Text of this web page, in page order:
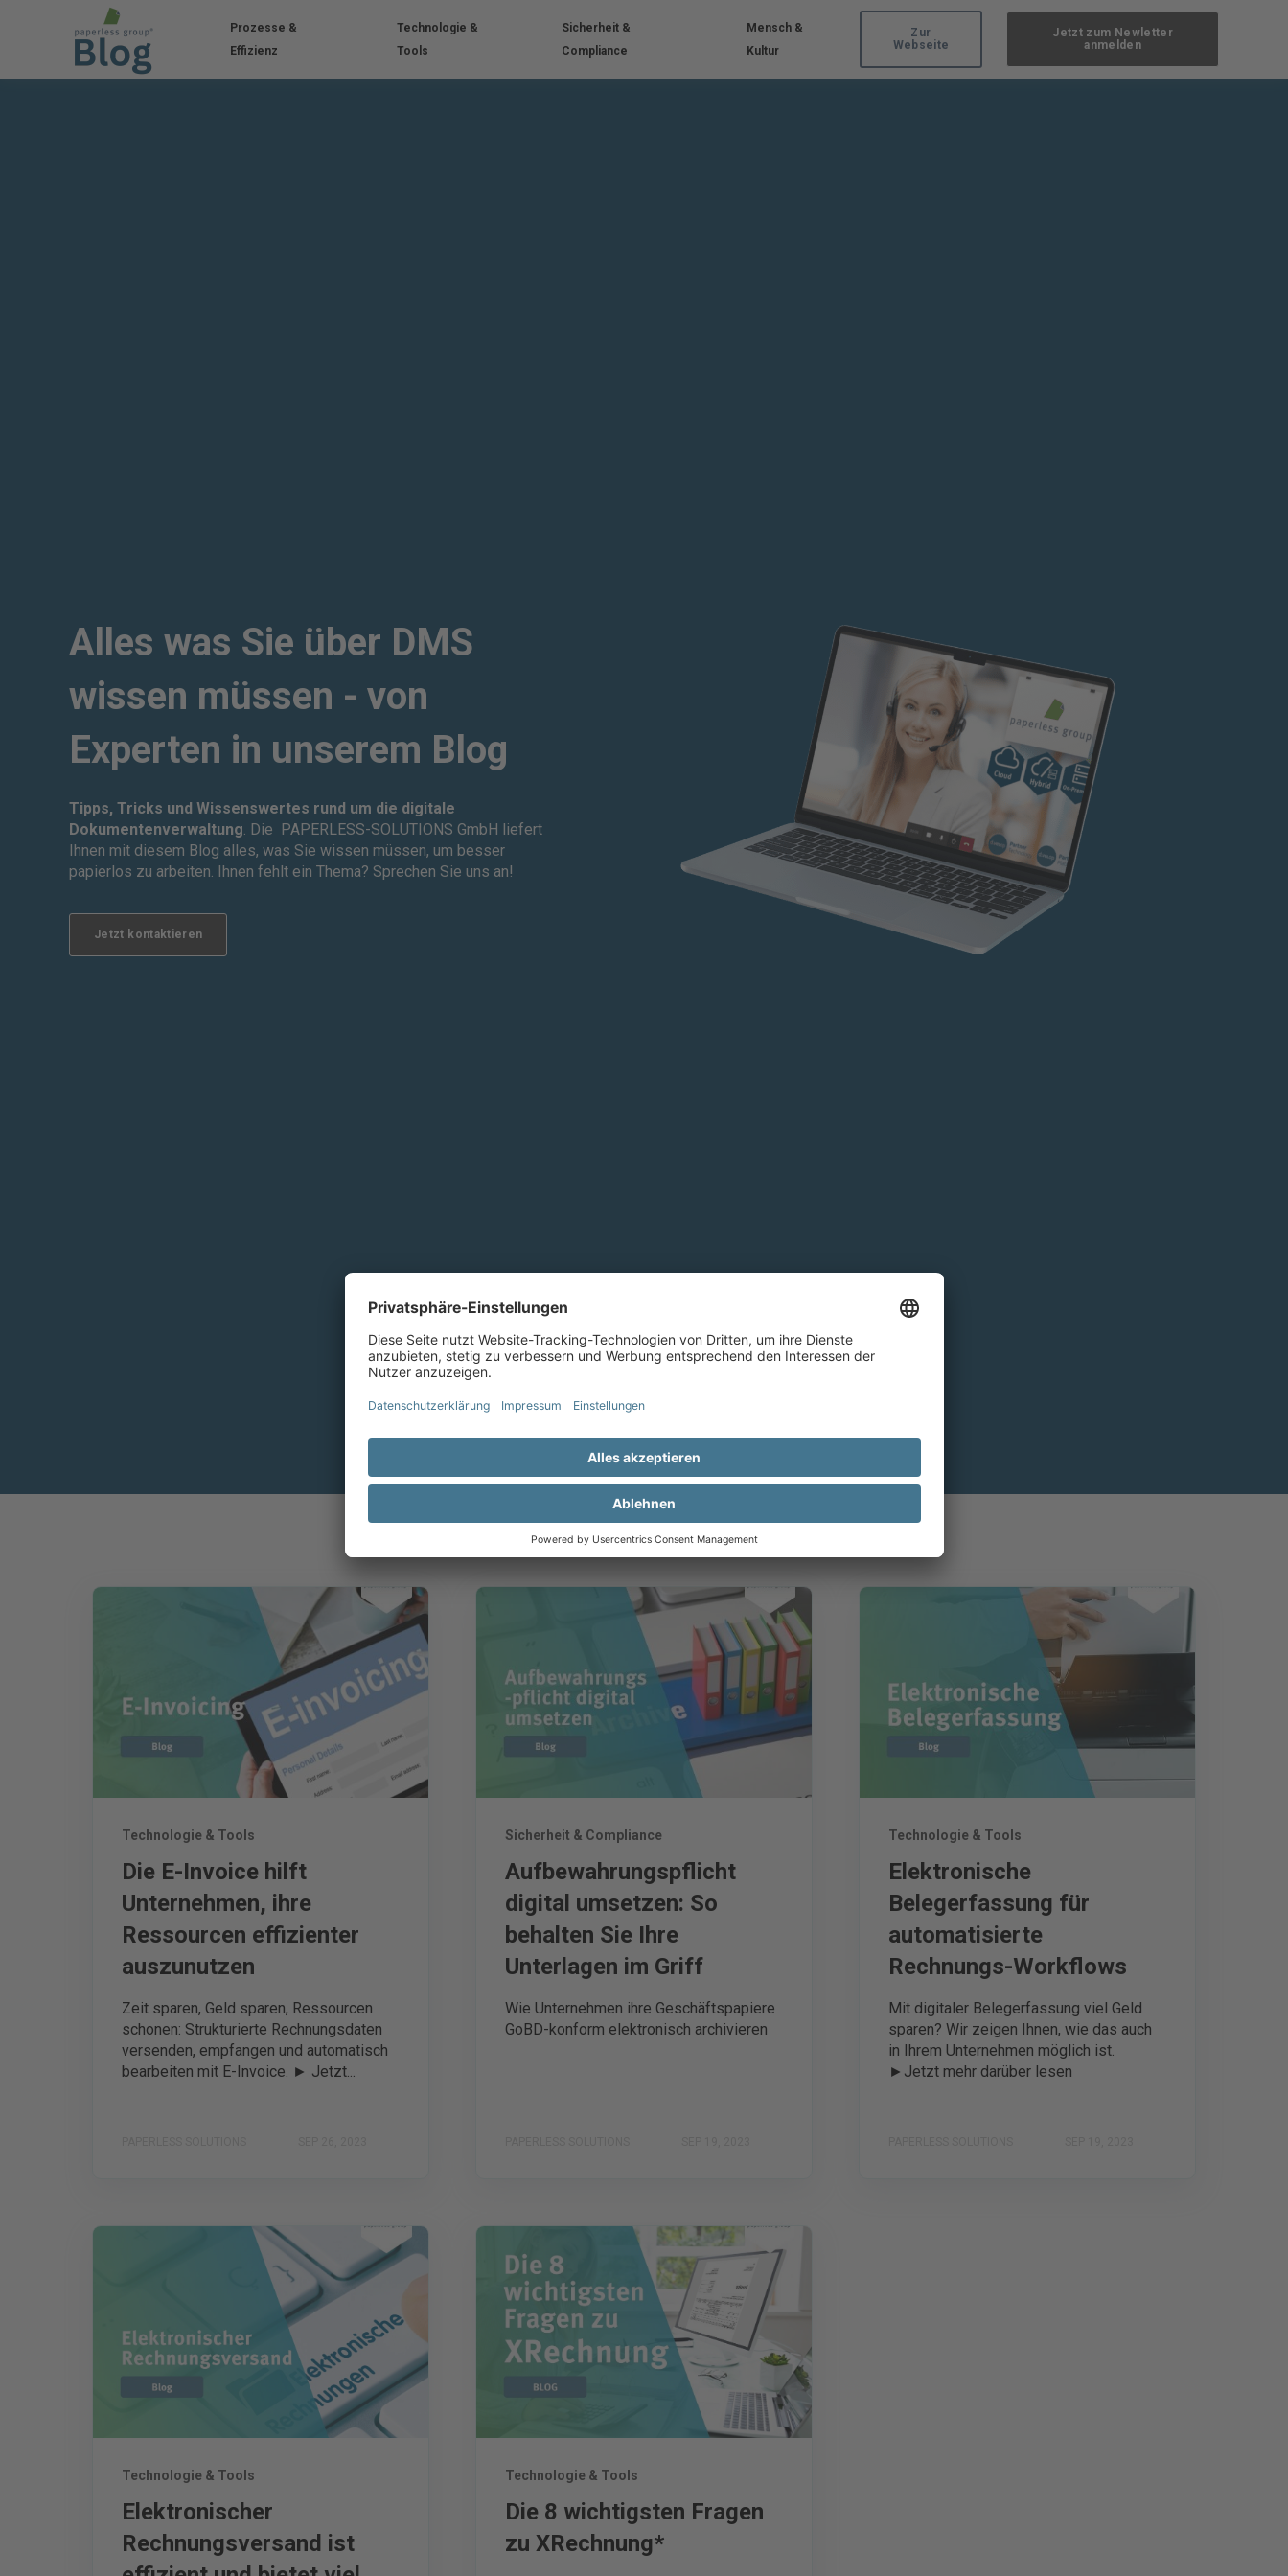
Prozesse &
Effizienz
Technologie &
Tools
Sicherheit &
Compliance
Mensch &
Kultur
Zur
Webseite
Jetzt zum Newletter
anmelden
Alles was Sie über DMS
wissen müssen - von
Experten in unserem Blog
Tipps, Tricks und Wissenswertes rund um die digitale
Dokumentenverwaltung. Die PAPERLESS-SOLUTIONS GmbH liefert
Ihnen mit diesem Blog alles, was Sie wissen müssen, um besser
papierlos zu arbeiten. Ihnen fehlt ein Thema? Sprechen Sie uns an!
Jetzt kontaktieren
Technologie & Tools
Die E-Invoice hilft
Unternehmen, ihre
Ressourcen effizienter
auszunutzen
Zeit sparen, Geld sparen, Ressourcen
schonen: Strukturierte Rechnungsdaten
versenden, empfangen und automatisch
bearbeiten mit E-Invoice. ► Jetzt...
Sicherheit & Compliance
Aufbewahrungspflicht
digital umsetzen: So
behalten Sie Ihre
Unterlagen im Griff
Wie Unternehmen ihre Geschäftspapiere
GoBD-konform elektronisch archivieren
Technologie & Tools
Elektronische
Belegerfassung für
automatisierte
Rechnungs-Workflows
Mit digitaler Belegerfassung viel Geld
sparen? Wir zeigen Ihnen, wie das auch
in Ihrem Unternehmen möglich ist.
►Jetzt mehr darüber lesen
Technologie & Tools
Elektronischer
Rechnungsversand ist
Technologie & Tools
Die 8 wichtigsten Fragen
zu XRechnung*